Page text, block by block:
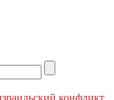
конфликт